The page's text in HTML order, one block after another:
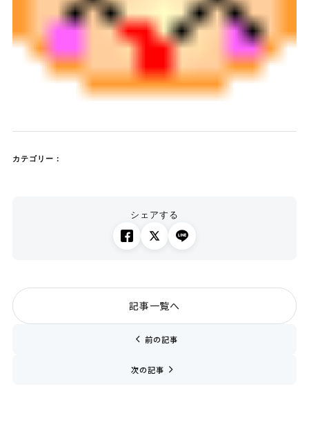
カテゴリー：
シェアする
chevron_left 前の記事
記事一覧へ
次の記事 navigate_next